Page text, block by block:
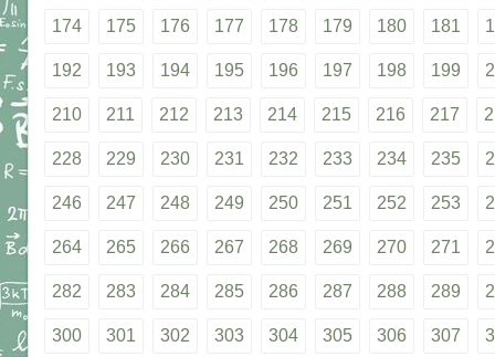
174 175 176 177 178 179 180 181
192 193 194 195 196 197 198 199
210 211 212 213 214 215 216 217
228 229 230 231 232 233 234 235
246 247 248 249 250 251 252 253
264 265 266 267 268 269 270 271
282 283 284 285 286 287 288 289
300 301 302 303 304 305 306 307